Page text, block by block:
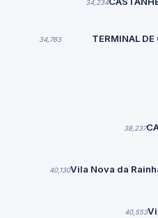
34,234
34,763
TERMINAL DE
38,237
40,130Vila Nova da
40,553